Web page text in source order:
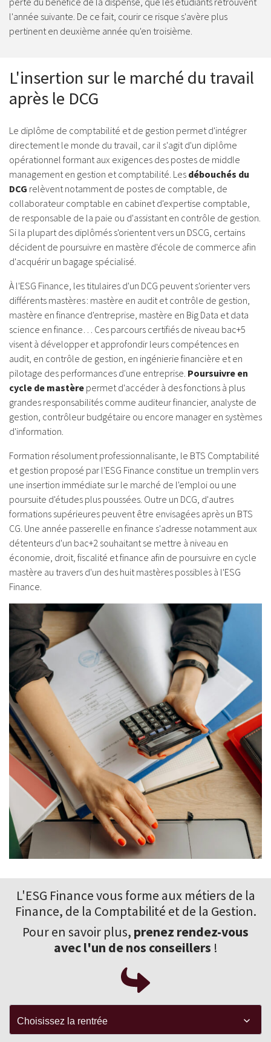
l'année suivante. De ce fait, courir ce risque s'avère plus
pertinent en deuxième année qu'en troisième.
L'insertion sur le marché du travail
après le DCG
Le diplôme de comptabilité et de gestion permet d'intégrer
directement le monde du travail, car il s'agit d'un diplôme
opérationnel formant aux exigences des postes de middle
management en gestion et comptabilité. Les débouchés du
DCG relèvent notamment de postes de comptable, de
collaborateur comptable en cabinet d'expertise comptable,
de responsable de la paie ou d'assistant en contrôle de gestion.
Si la plupart des diplômés s'orientent vers un DSCG, certains
décident de poursuivre en mastère d'école de commerce afin
d'acquérir un bagage spécialisé.
À l'ESG Finance, les titulaires d'un DCG peuvent s'orienter vers
différents mastères : mastère en audit et contrôle de gestion,
mastère en finance d'entreprise, mastère en Big Data et data
science en finance… Ces parcours certifiés de niveau bac+5
visent à développer et approfondir leurs compétences en
audit, en contrôle de gestion, en ingénierie financière et en
pilotage des performances d'une entreprise. Poursuivre en
cycle de mastère permet d'accéder à des fonctions à plus
grandes responsabilités comme auditeur financier, analyste de
gestion, contrôleur budgétaire ou encore manager en systèmes
d'information.
Formation résolument professionnalisante, le BTS Comptabilité
et gestion proposé par l'ESG Finance constitue un tremplin vers
une insertion immédiate sur le marché de l'emploi ou une
poursuite d'études plus poussées. Outre un DCG, d'autres
formations supérieures peuvent être envisagées après un BTS
CG. Une année passerelle en finance s'adresse notamment aux
détenteurs d'un bac+2 souhaitant se mettre à niveau en
économie, droit, fiscalité et finance afin de poursuivre en cycle
mastère au travers d'un des huit mastères possibles à l'ESG
Finance.
L'ESG Finance vous forme aux métiers de la
Finance, de la Comptabilité et de la Gestion.
Pour en savoir plus, prenez rendez-vous
avec l'un de nos conseillers !